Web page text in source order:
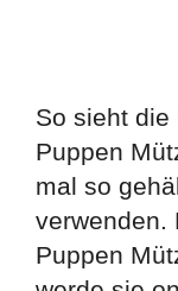
So sieht die
Puppen
mal so
verwenden.
Puppen